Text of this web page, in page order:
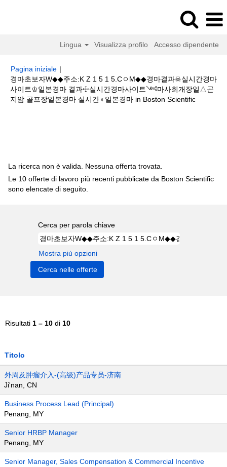
Lingua Visualizza profilo Accesso dipendente
Pagina iniziale |
경마초보자W◆◆주소:K Z 1 5 1 5.CㅇM◆◆경마결과☠실시간경마
사이트♔일본경마 결과☩실시간경마사이트༺마사회개장일△곤
지암 골프장일본경마 실시간♀일본경마 in Boston Scientific(pagina
La ricerca non è valida. Nessuna offerta trovata.
Le 10 offerte di lavoro più recenti pubblicate da Boston Scientific
sono elencate di seguito.
Cerca per parola chiave
Mostra più opzioni
Risultati 1 – 10 di 10
Titolo
外周及肿瘤介入-(高级)产品专员-济南
Ji'nan, CN
Business Process Lead (Principal)
Penang, MY
Senior HRBP Manager
Penang, MY
Senior Manager, Sales Compensation & Commercial Incentive